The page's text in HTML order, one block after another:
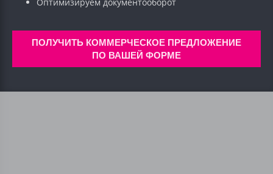
Оптимизируем документооборот
ПОЛУЧИТЬ КОММЕРЧЕСКОЕ ПРЕДЛОЖЕНИЕ
ПО ВАШЕЙ ФОРМЕ